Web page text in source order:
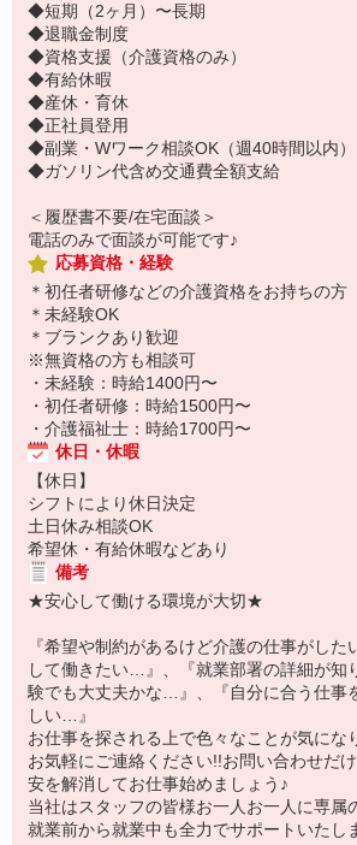
◆短期（2ヶ月）〜長期
◆退職金制度
◆資格支援（介護資格のみ）
◆有給休暇
◆産休・育休
◆正社員登用
◆副業・Wワーク相談OK（週40時間以内）
◆ガソリン代含め交通費全額支給
＜履歴書不要/在宅面談＞
電話のみで面談が可能です♪
応募資格・経験
＊初任者研修などの介護資格をお持ちの方
＊未経験OK
＊ブランクあり歓迎
※無資格の方も相談可
・未経験：時給1400円〜
・初任者研修：時給1500円〜
・介護福祉士：時給1700円〜
休日・休暇
【休日】
シフトにより休日決定
土日休み相談OK
希望休・有給休暇などあり
備考
★安心して働ける環境が大切★
『希望や制約があるけど介護の仕事がし
して働きたい…』、『就業部署の詳細が知
験でも大丈夫かな…』、『自分に合う仕事
しい…』
お仕事を探される上で色々なことが気に
お気軽にご連絡ください!!お問い合わせだ
安を解消してお仕事始めましょう♪
当社はスタッフの皆様お一人お一人に専属
就業前から就業中も全力でサポートいたし